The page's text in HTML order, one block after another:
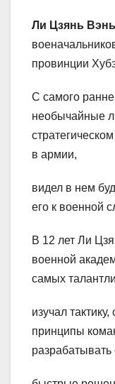
Ли Цзянь Вэнь
провинции
С самого
необычайные
в армии,
видел в нем
его к военной
В 12 лет Ли
военной
самых
изучал
принципы